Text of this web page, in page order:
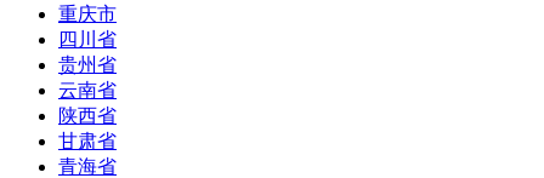
重庆市
四川省
贵州省
云南省
陕西省
甘肃省
青海省